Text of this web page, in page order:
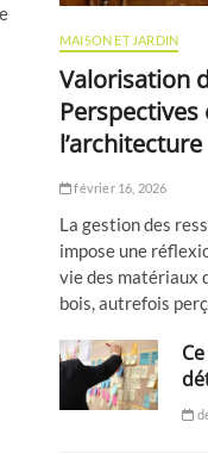
MAISON ET JARDIN
Valorisation
Perspectives
février 16, 2026
La gestion des
impose une
vie des matériaux
bois, autrefois